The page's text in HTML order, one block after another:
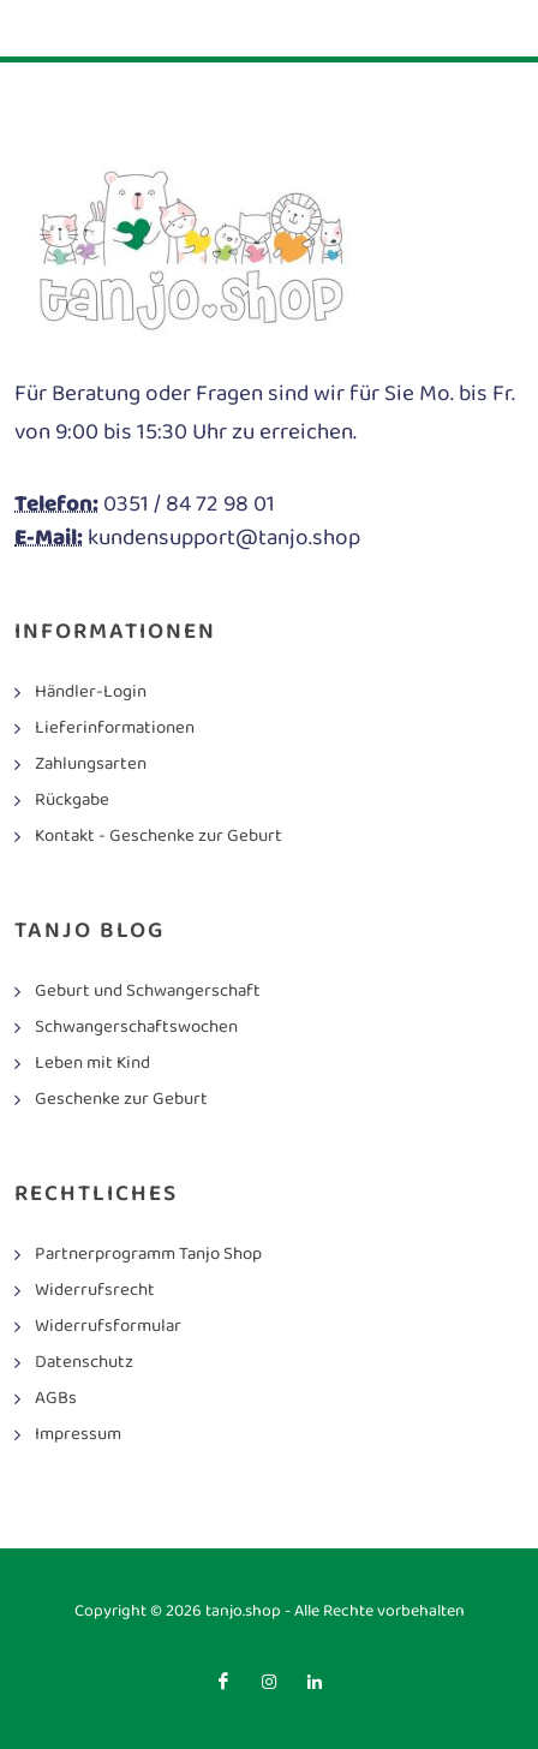
Für Beratung oder Fragen sind wir für Sie Mo. bis Fr.
von 9:00 bis 15:30 Uhr zu erreichen.
Telefon:0351 / 84 72 98 01
E-Mail:kundensupport@tanjo.shop
INFORMATIONEN
Händler-Login
Lieferinformationen
Zahlungsarten
Rückgabe
Kontakt - Geschenke zur Geburt
TANJO BLOG
Geburt und Schwangerschaft
Schwangerschaftswochen
Leben mit Kind
Geschenke zur Geburt
RECHTLICHES
Partnerprogramm Tanjo Shop
Widerrufsrecht
Widerrufsformular
Datenschutz
AGBs
Impressum
Copyright © 2026 tanjo.shop - Alle Rechte vorbehalten